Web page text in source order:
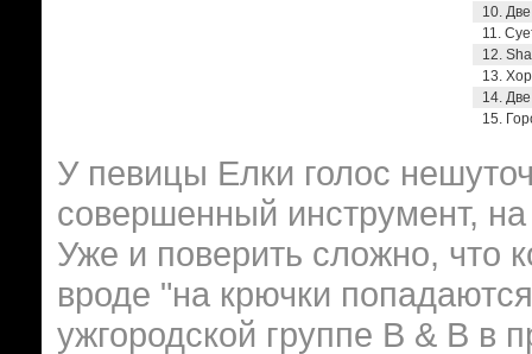
10.
11.
12.
13.
14.
15.
У певицы Елки голос
совершенный инструмент,
Уже и поверить сложно, что
вроде "на крючки
ужгородской группе B & B